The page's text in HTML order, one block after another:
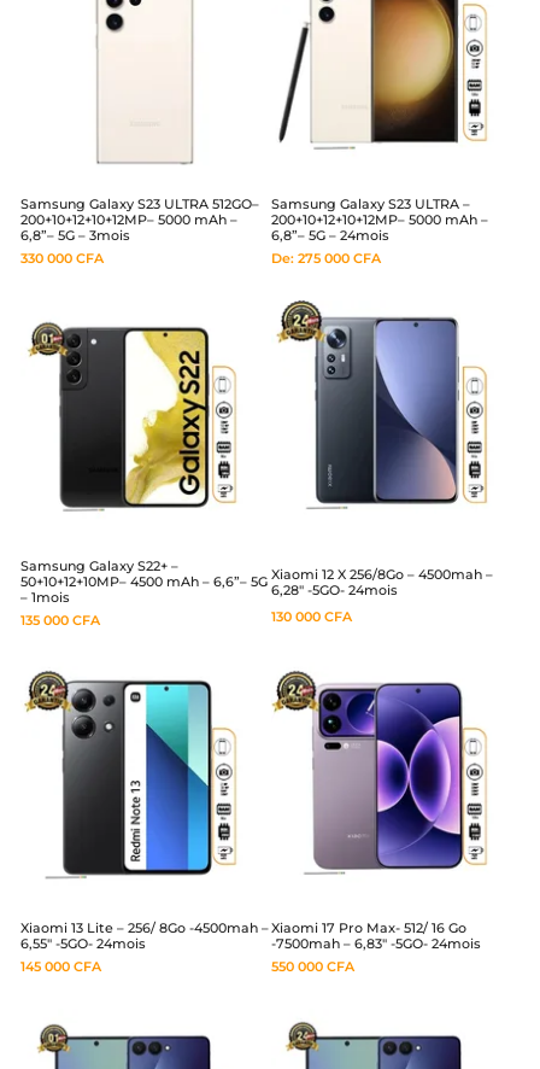
Samsung Galaxy S23 ULTRA 512GO–
200+10+12+10+12MP– 5000 mAh –
6,8”– 5G – 3mois
330 000 CFA
Samsung Galaxy S23 ULTRA –
200+10+12+10+12MP– 5000 mAh –
6,8”– 5G – 24mois
De: 275 000 CFA
Samsung Galaxy S22+ –
50+10+12+10MP– 4500 mAh – 6,6”– 5G
– 1mois
135 000 CFA
Xiaomi 12 X 256/8Go – 4500mah –
6,28″ -5GO- 24mois
130 000 CFA
Xiaomi 13 Lite – 256/ 8Go -4500mah –
6,55″ -5GO- 24mois
145 000 CFA
Xiaomi 17 Pro Max- 512/ 16 Go
-7500mah – 6,83″ -5GO- 24mois
550 000 CFA